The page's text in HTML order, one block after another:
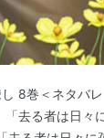
8巻＜ネタバ
「去る者は日々